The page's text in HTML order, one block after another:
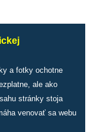
a fotky ochotne
ale ako
stránky stoja
venovať sa webu